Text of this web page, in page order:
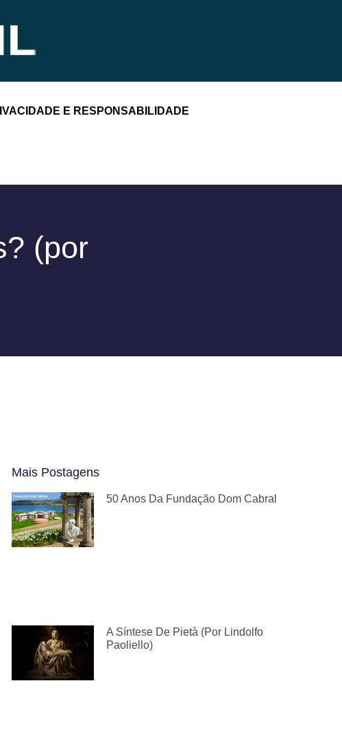
E RESPONSABILIDADE
(por
Mais Postagens
50 Anos Da Fundação Dom Cabral
A Síntese De Pietà (por Lindolfo
Paoliello)